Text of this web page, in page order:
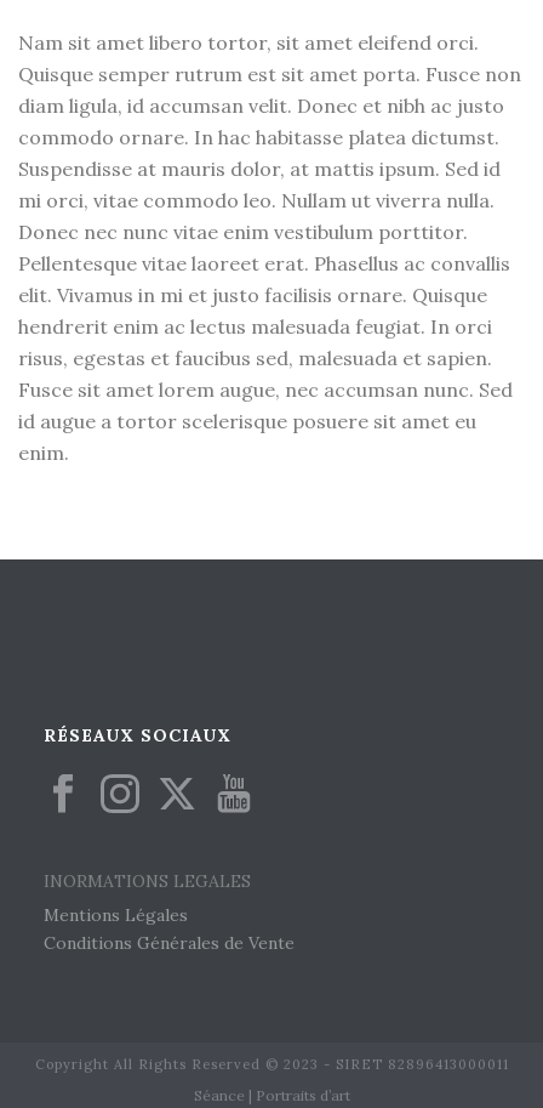
Nam sit amet libero tortor, sit amet eleifend orci.
Quisque semper rutrum est sit amet porta. Fusce non
diam ligula, id accumsan velit. Donec et nibh ac justo
commodo ornare. In hac habitasse platea dictumst.
Suspendisse at mauris dolor, at mattis ipsum. Sed id
mi orci, vitae commodo leo. Nullam ut viverra nulla.
Donec nec nunc vitae enim vestibulum porttitor.
Pellentesque vitae laoreet erat. Phasellus ac convallis
elit. Vivamus in mi et justo facilisis ornare. Quisque
hendrerit enim ac lectus malesuada feugiat. In orci
risus, egestas et faucibus sed, malesuada et sapien.
Fusce sit amet lorem augue, nec accumsan nunc. Sed
id augue a tortor scelerisque posuere sit amet eu
enim.
RÉSEAUX SOCIAUX
INORMATIONS LEGALES
Mentions Légales
Conditions Générales de Vente
Copyright All Rights Reserved © 2023 - SIRET 82896413000011
Séance | Portraits d’art